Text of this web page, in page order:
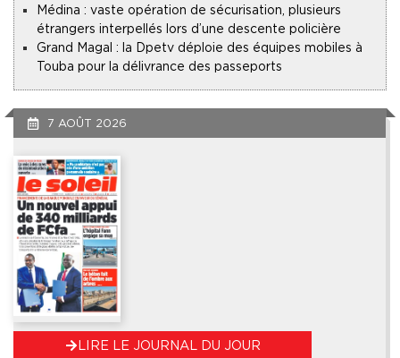
Médina : vaste opération de sécurisation, plusieurs
étrangers interpellés lors d’une descente policière
Grand Magal : la Dpetv déploie des équipes mobiles à
Touba pour la délivrance des passeports
7 AOÛT 2026
LIRE LE JOURNAL DU JOUR